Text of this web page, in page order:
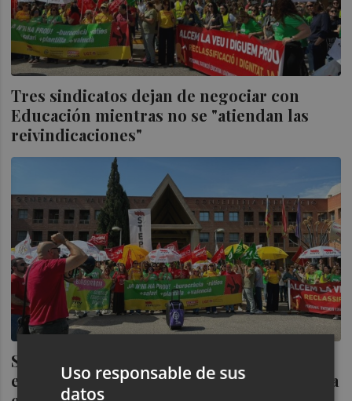
Tres sindicatos dejan de negociar con
Educación mientras no se "atiendan las
reivindicaciones"
Sindicatos aprietan por la subida salarial:
exigen el "compromiso" de Educación para
Uso responsable de sus
datos